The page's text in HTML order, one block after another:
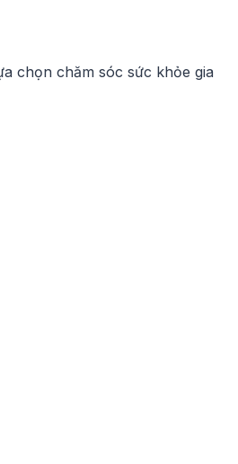
chọn chăm sóc sức khỏe gia